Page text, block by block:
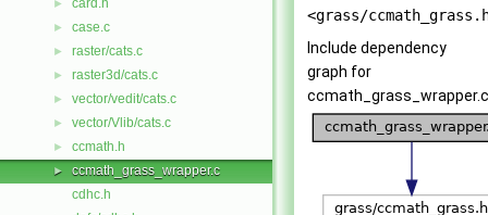
► card.h
► case.c
► raster/cats.c
► raster3d/cats.c
► vector/vedit/cats.c
► vector/Vlib/cats.c
► ccmath.h
►
ccmath_grass_wrapper.c
cdhc.h
<grass/
Include dependency
graph for